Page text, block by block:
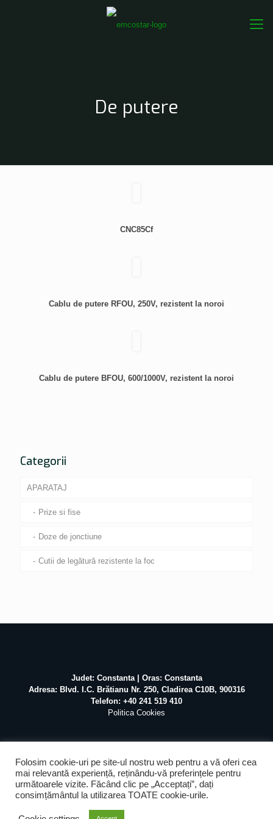
De putere
CNC85Cf
Cablu de putere RFOU, 250V, rezistent la noroi
Cablu de putere BFOU, 600/1000V, rezistent la noroi
Categorii
APARATAJ
Prize si fise
Doze de jonctiune
Cutii de legătură rezistente la foc
Judet: Constanta | Oras: Constanta
Adresa: Blvd. I.C. Brătianu Nr. 250, Cladirea C10B, 900316
Telefon: +40 241 519 410
Politica Cookies
©2026 Atex Marine / Realizat de Pascal Mihai SEO &
Folosim cookie-uri pe site-ul nostru web pentru a vă oferi cea
mai relevantă experiență, reținându-vă preferințele pentru
următoarele vizite. Făcând clic pe „Acceptați”, dați
consimțământul la utilizarea TOATE cookie-urile.